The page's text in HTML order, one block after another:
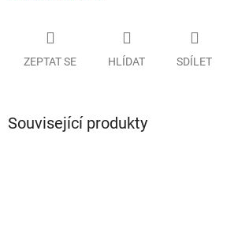
ZEPTAT SE HLÍDAT SDÍLET
Související produkty